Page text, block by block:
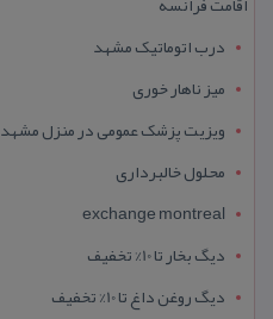
درب اتوماتیک مشهد
میز ناهار خوری
ویزیت پزشک عمومی در منزل مشهد
محلول خالبرداری
exchange montreal
دیگ بخار تا 10% تخفیف
دیگ روغن داغ تا 10% تخفیف